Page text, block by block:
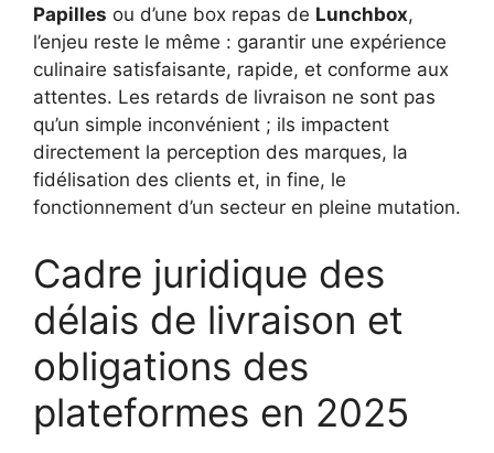
Papilles ou d’une box repas de Lunchbox,
l’enjeu reste le même : garantir une expérience
culinaire satisfaisante, rapide, et conforme aux
attentes. Les retards de livraison ne sont pas
qu’un simple inconvénient ; ils impactent
directement la perception des marques, la
fidélisation des clients et, in fine, le
fonctionnement d’un secteur en pleine mutation.
Cadre juridique des
délais de livraison et
obligations des
plateformes en 2025